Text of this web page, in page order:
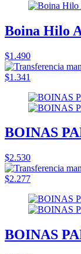
Boina Hilo
$1.490
$1.341
BOINAS
$2.530
$2.277
BOINAS